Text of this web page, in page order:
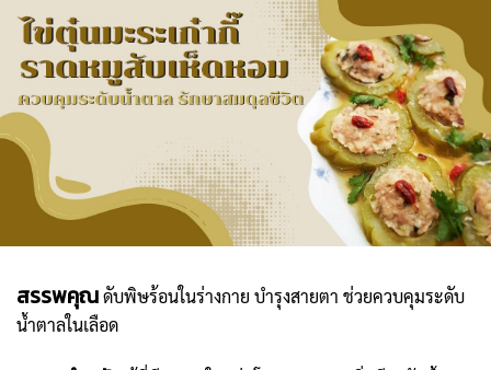
สรรพคุณดับพิษร้อนในร่างกาย บำรุงสายตา ช่วยควบคุมระดับ
น้ำตาลในเลือด